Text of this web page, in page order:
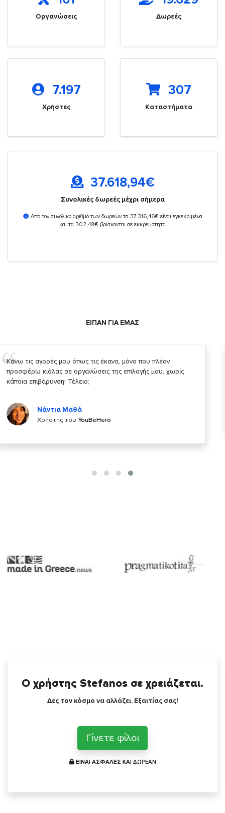
Οργανώσεις Δωρεές
7.197
Χρήστες
307
Καταστήματα
37.618,94€
Συνολικές δωρεές μέχρι σήμερα
Από τον συνολικό αριθμό των δωρεών τα 37.316,46€ είναι εγκεκριμένα
και τα 302,48€ βρίσκονται σε εκκρεμότητα
ΕΙΠΑΝ ΓΙΑ ΕΜΑΣ
Σας ευχαριστώ που μας δίνετε την δυνατότητα να κάνουμε
κάτι!
Χρήστης του
Ο χρήστης Stefanos σε χρειάζεται.
Δες τον κόσμο να αλλάζει. Εξαιτίας σας!
Γίνετε φίλοι
ΕΙΝΑΙ ΑΣΦΑΛΕΣ ΚΑΙ ΔΩΡΕΑΝ